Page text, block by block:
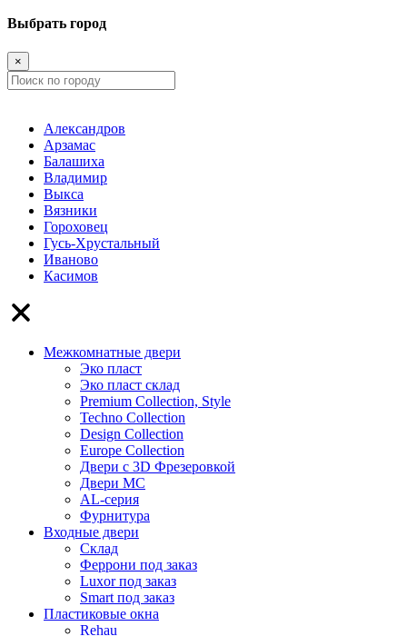
Выбрать город
×
Александров
Арзамас
Балашиха
Владимир
Выкса
Вязники
Гороховец
Гусь-Хрустальный
Иваново
Касимов
Межкомнатные двери
Эко пласт
Эко пласт склад
Premium Collection, Style
Techno Collection
Design Collection
Europe Collection
Двери с 3D Фрезеровкой
Двери МС
AL-серия
Фурнитура
Входные двери
Склад
Феррони под заказ
Luxor под заказ
Smart под заказ
Пластиковые окна
Rehau